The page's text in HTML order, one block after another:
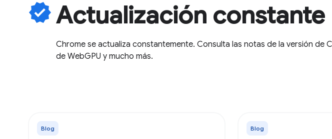
verified Actualización constante
Chrome se actualiza constantemente. Consulta las notas de la versión de
de WebGPU y mucho más.
Blog Blog